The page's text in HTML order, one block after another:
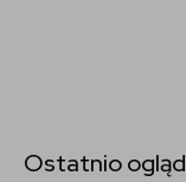
Ostatnio